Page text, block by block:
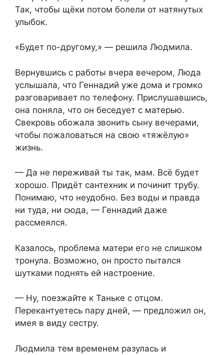
Так, чтобы щёки потом болели от натянутых
улыбок.
«Будет по-другому,» — решила Людмила.
Вернувшись с работы вчера вечером, Люда
услышала, что Геннадий уже дома и громко
разговаривает по телефону. Прислушавшись,
она поняла, что он беседует с матерью.
Свекровь обожала звонить сыну вечерами,
чтобы пожаловаться на свою «тяжёлую»
жизнь.
— Да не переживай ты так, мам. Всё будет
хорошо. Придёт сантехник и починит трубу.
Понимаю, что неудобно. Без воды и правда
ни туда, ни сюда, — Геннадий даже
рассмеялся.
Казалось, проблема матери его не слишком
тронула. Возможно, он просто пытался
шутками поднять ей настроение.
— Ну, поезжайте к Таньке с отцом.
Перекантуетесь пару дней, — предложил он,
имея в виду сестру.
Людмила тем временем разулась и